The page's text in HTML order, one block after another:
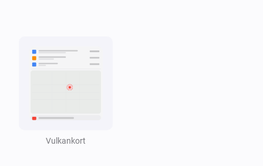
Aktiv vulkan er taettere end
Vulkankort